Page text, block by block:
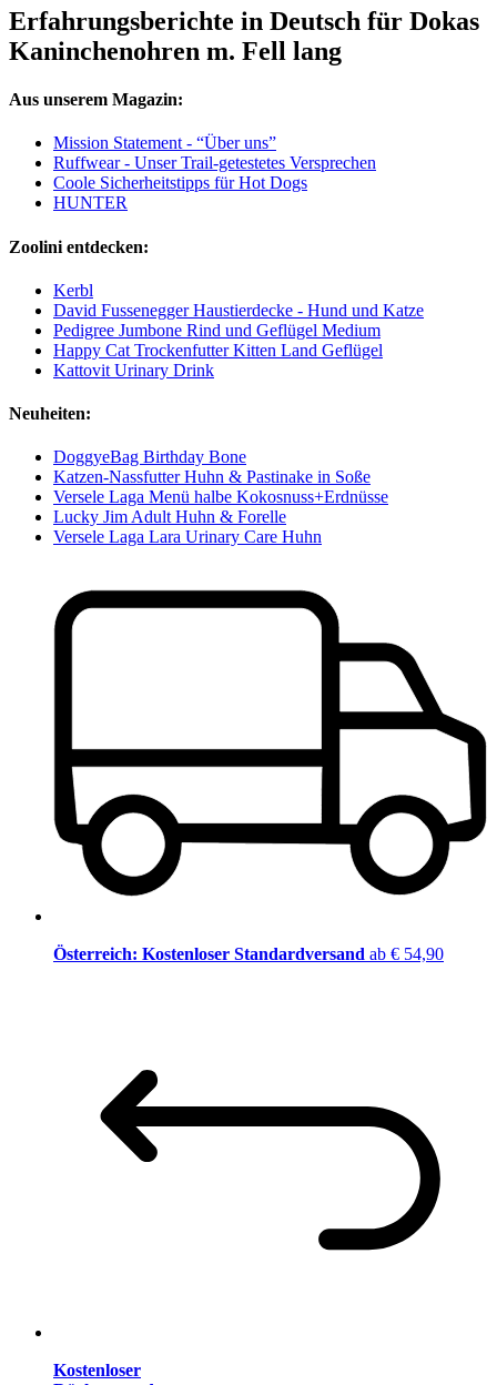
Erfahrungsberichte in Deutsch für Dokas
Kaninchenohren m. Fell lang
Aus unserem Magazin:
Mission Statement - “Über uns”
Ruffwear - Unser Trail-getestetes Versprechen
Coole Sicherheitstipps für Hot Dogs
HUNTER
Zoolini entdecken:
Kerbl
David Fussenegger Haustierdecke - Hund und Katze
Pedigree Jumbone Rind und Geflügel Medium
Happy Cat Trockenfutter Kitten Land Geflügel
Kattovit Urinary Drink
Neuheiten:
DoggyeBag Birthday Bone
Katzen-Nassfutter Huhn & Pastinake in Soße
Versele Laga Menü halbe Kokosnuss+Erdnüsse
Lucky Jim Adult Huhn & Forelle
Versele Laga Lara Urinary Care Huhn
Österreich: Kostenloser Standardversand ab € 54,90
Kostenloser